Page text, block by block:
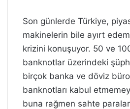
Son günlerde Türkiye,
makinelerin bile ayırt
krizini konuşuyor. 50 ve
banknotlar üzerindeki
birçok banka ve döviz
banknotları kabul
buna rağmen sahte